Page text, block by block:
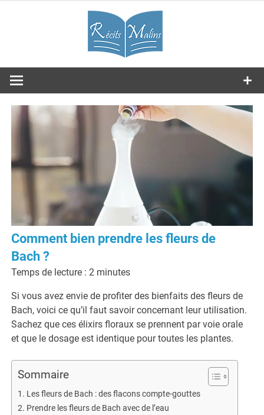
Journal
Les expériences partagées
Comment bien prendre les fleurs de
Bach ?
Temps de lecture : 2 minutes
Si vous avez envie de profiter des bienfaits des fleurs de
Bach, voici ce qu’il faut savoir concernant leur utilisation.
Sachez que ces élixirs floraux se prennent par voie orale
et que le dosage est identique pour toutes les plantes.
Sommaire
Les fleurs de Bach : des flacons compte-gouttes
Prendre les fleurs de Bach avec de l’eau